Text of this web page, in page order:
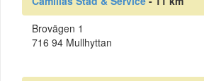
Brovägen 1
716 94 Mullhyttan